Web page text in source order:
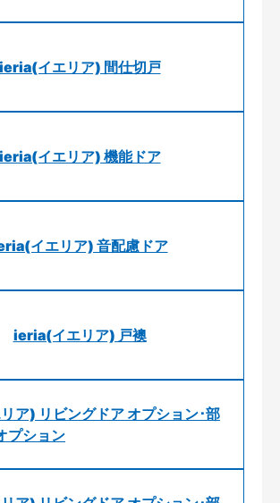
ieria(イエリア) 間仕切戸
ieria(イエリア) 機能ドア
イエリア) 音配慮ドア
ieria(イエリア) 戸襖
ア) リビングドア オプション･部
プション